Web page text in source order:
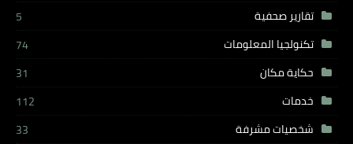
تقارير صحفية
5
تكنولجيا المعلومات
74
حكاية مكان
31
خدمات
112
شخصيات مشرفة
33